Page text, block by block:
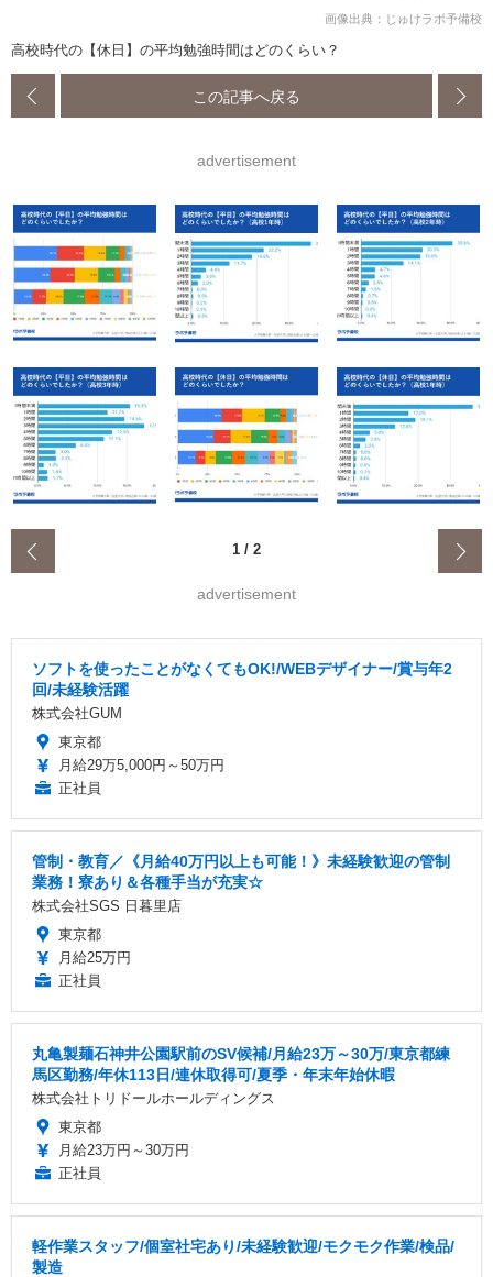
画像出典：じゅけラボ予備校
高校時代の【休日】の平均勉強時間はどのくらい？
この記事へ戻る
advertisement
1 / 2
advertisement
ソフトを使ったことがなくてもOK!/WEBデザイナー/賞与年2
回/未経験活躍
株式会社GUM
東京都
月給29万5,000円～50万円
正社員
管制・教育／《月給40万円以上も可能！》未経験歓迎の管制
業務！寮あり＆各種手当が充実☆
株式会社SGS 日暮里店
東京都
月給25万円
正社員
丸亀製麺石神井公園駅前のSV候補/月給23万～30万/東京都練
馬区勤務/年休113日/連休取得可/夏季・年末年始休暇
株式会社トリドールホールディングス
東京都
月給23万円～30万円
正社員
軽作業スタッフ/個室社宅あり/未経験歓迎/モクモク作業/検品/
製造